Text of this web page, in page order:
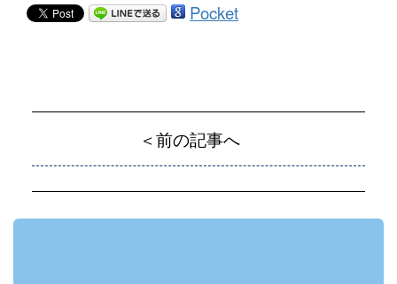
Pocket
＜前の記事へ